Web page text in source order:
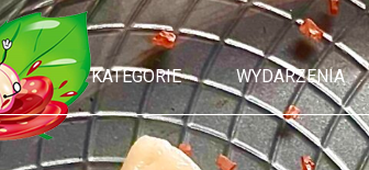
KATEGORIE WYDARZENIA